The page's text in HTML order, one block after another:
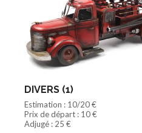
DIVERS (1)
Estimation : 10/20 €
Prix de départ : 10 €
Adjugé : 25 €